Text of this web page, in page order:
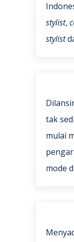
stylist,
stylist
tak
mulai
mode